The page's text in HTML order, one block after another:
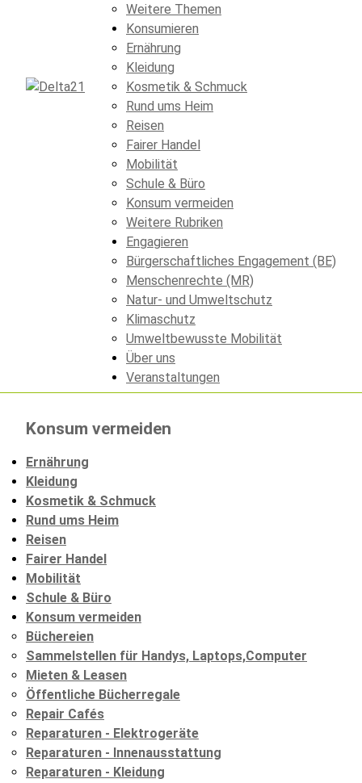
Weitere Themen
Konsumieren
Ernährung
Kleidung
Kosmetik & Schmuck
Rund ums Heim
Reisen
Fairer Handel
Mobilität
Schule & Büro
Konsum vermeiden
Weitere Rubriken
Engagieren
Bürgerschaftliches Engagement (BE)
Menschenrechte (MR)
Natur- und Umweltschutz
Klimaschutz
Umweltbewusste Mobilität
Über uns
Veranstaltungen
Konsum vermeiden
Ernährung
Kleidung
Kosmetik & Schmuck
Rund ums Heim
Reisen
Fairer Handel
Mobilität
Schule & Büro
Konsum vermeiden
Büchereien
Sammelstellen für Handys, Laptops,Computer
Mieten & Leasen
Öffentliche Bücherregale
Repair Cafés
Reparaturen - Elektrogeräte
Reparaturen - Innenausstattung
Reparaturen - Kleidung